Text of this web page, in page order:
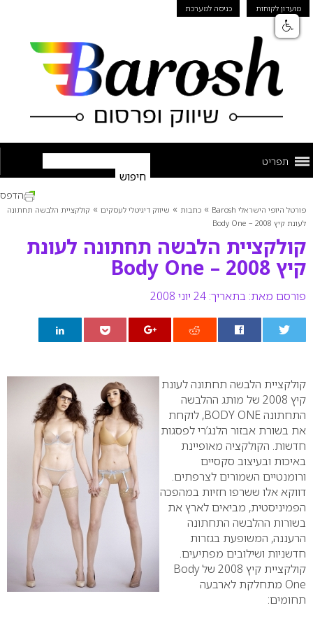
מועדון לקוחות כניסה למערכת
תפריט
פורטל היופי הישראלי Barosh » כתבות » שיווק דיגיטלי לעסקים » קולקציית הלבשה תחתונה
לעונת קיץ 2008 – Body One
קולקציית הלבשה תחתונה לעונת
קיץ 2008 – Body One
פורסם מאת: בתאריך: 24 יוני 2008
הדפס
קולקציית הלבשה תחתונה לעונת
קיץ 2008 של מותג ההלבשה
התחתונהBODY ONE, לוקחת
את בשורת אבזור הלנג’רי לפסגות
חדשות. הקולקציה מאופיינת
באיכות ובעיצוב סקסיים
ורומנטיים השמורים לצרפתים.
דווקא אלו ששרפו חזיות במהפכה
הפמיניסטית, מביאים לארץ את
בשורות ההלבשה התחתונה
הרעננה, המשופעת בגזרות
חדשניות ושילובים מפתיעים.
קולקציית קיץ 2008 של
Body
One מתחלקת לארבעה
תחומים: